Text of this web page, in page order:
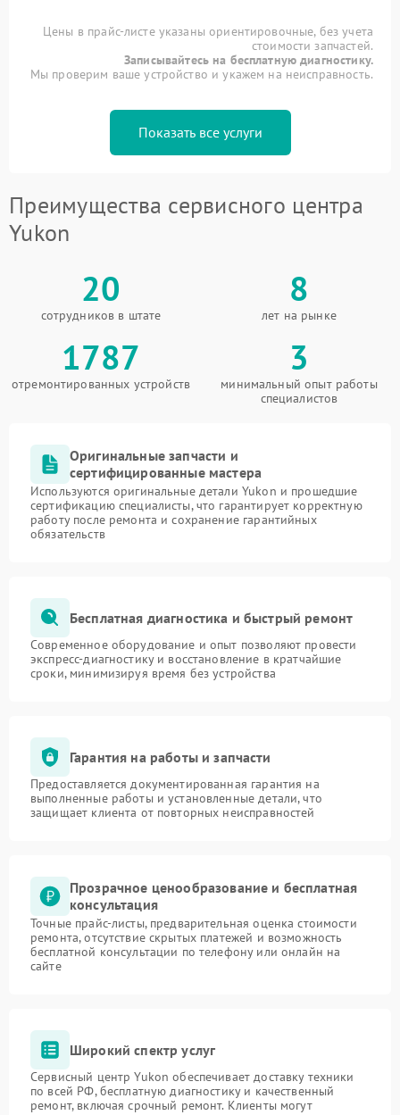
Цены в прайс-листе указаны ориентировочные, без учета
стоимости запчастей.
Записывайтесь на бесплатную диагностику.
Мы проверим ваше устройство и укажем на неисправность.
Показать все услуги
Преимущества сервисного центра
Yukon
20
сотрудников в штате
8
лет на рынке
1787
отремонтированных устройств
3
минимальный опыт работы
специалистов
Оригинальные запчасти и
сертифицированные мастера
Используются оригинальные детали Yukon и прошедшие
сертификацию специалисты, что гарантирует корректную
работу после ремонта и сохранение гарантийных
обязательств
Бесплатная диагностика и быстрый ремонт
Современное оборудование и опыт позволяют провести
экспресс-диагностику и восстановление в кратчайшие
сроки, минимизируя время без устройства
Гарантия на работы и запчасти
Предоставляется документированная гарантия на
выполненные работы и установленные детали, что
защищает клиента от повторных неисправностей
Прозрачное ценообразование и бесплатная
консультация
Точные прайс-листы, предварительная оценка стоимости
ремонта, отсутствие скрытых платежей и возможность
бесплатной консультации по телефону или онлайн на
сайте
Широкий спектр услуг
Сервисный центр Yukon обеспечивает доставку техники
по всей РФ, бесплатную диагностику и качественный
ремонт, включая срочный ремонт. Клиенты могут